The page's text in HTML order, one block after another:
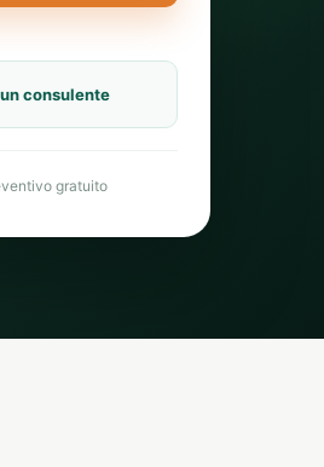
consulente
gratuito